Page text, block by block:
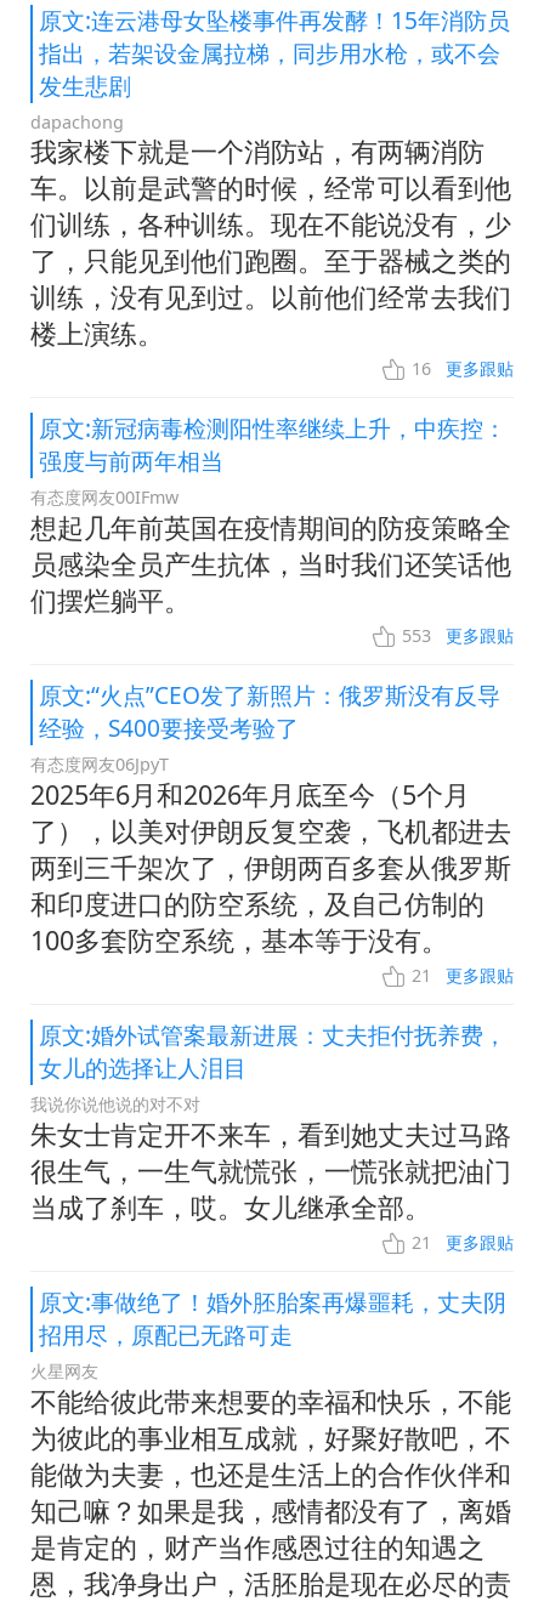
原文:连云港母女坠楼事件再发酵！15年消防员
指出，若架设金属拉梯，同步用水枪，或不会
发生悲剧
dapachong
我家楼下就是一个消防站，有两辆消防
车。以前是武警的时候，经常可以看到他
们训练，各种训练。现在不能说没有，少
了，只能见到他们跑圈。至于器械之类的
训练，没有见到过。以前他们经常去我们
楼上演练。
16 更多跟贴
原文:新冠病毒检测阳性率继续上升，中疾控：
强度与前两年相当
有态度网友00IFmw
想起几年前英国在疫情期间的防疫策略全
员感染全员产生抗体，当时我们还笑话他
们摆烂躺平。
553 更多跟贴
原文:“火点”CEO发了新照片：俄罗斯没有反导
经验，S400要接受考验了
有态度网友06JpyT
2025年6月和2026年月底至今（5个月
了），以美对伊朗反复空袭，飞机都进去
两到三千架次了，伊朗两百多套从俄罗斯
和印度进口的防空系统，及自己仿制的
100多套防空系统，基本等于没有。
21 更多跟贴
原文:婚外试管案最新进展：丈夫拒付抚养费，
女儿的选择让人泪目
我说你说他说的对不对
朱女士肯定开不来车，看到她丈夫过马路
很生气，一生气就慌张，一慌张就把油门
当成了刹车，哎。女儿继承全部。
21 更多跟贴
原文:事做绝了！婚外胚胎案再爆噩耗，丈夫阴
招用尽，原配已无路可走
火星网友
不能给彼此带来想要的幸福和快乐，不能
为彼此的事业相互成就，好聚好散吧，不
能做为夫妻，也还是生活上的合作伙伴和
知己嘛？如果是我，感情都没有了，离婚
是肯定的，财产当作感恩过往的知遇之
恩，我净身出户，活胚胎是现在必尽的责